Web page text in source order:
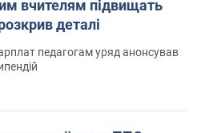
вчителям підвищать
деталі
педагогам уряд анонсував